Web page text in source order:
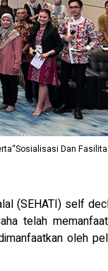
Dan
(SEHATI) self
telah
oleh